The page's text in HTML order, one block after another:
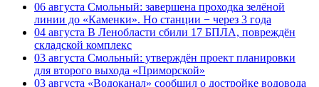
06 августа Смольный: завершена проходка зелёной
линии до «Каменки». Но станции − через 3 года
04 августа В Ленобласти сбили 17 БПЛА, повреждён
складской комплекс
03 августа Смольный: утверждён проект планировки
для второго выхода «Приморской»
03 августа «Водоканал» сообщил о достройке водовода